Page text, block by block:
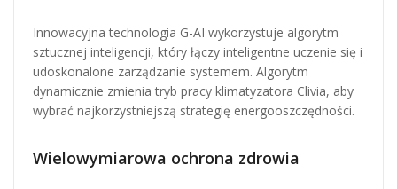
Innowacyjna technologia G-AI wykorzystuje algorytm
sztucznej inteligencji, który łączy inteligentne uczenie się i
udoskonalone zarządzanie systemem. Algorytm
dynamicznie zmienia tryb pracy klimatyzatora Clivia, aby
wybrać najkorzystniejszą strategię energooszczędności.
Wielowymiarowa ochrona zdrowia